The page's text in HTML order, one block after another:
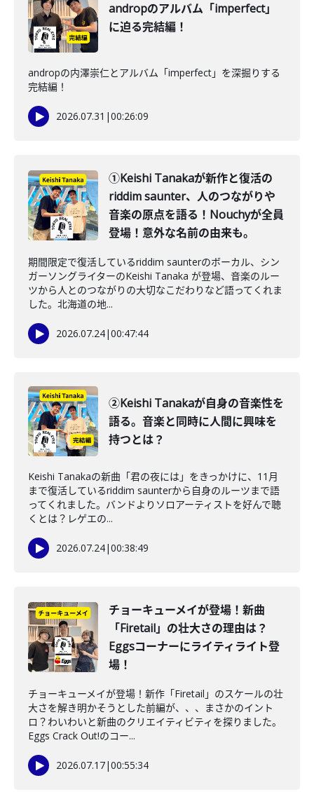
andropのアルバム「imperfect」
に迫る完結編！
andropの内澤崇仁とアルバム「imperfect」を深掘りする
完結編！
2026.07.31 |00:26:09
①Keishi Tanakaが新作と復活の
riddim saunter、人のつながりや
音楽の原点を語る！Nouchyが全員
登場！意外な名前の由来も。
期間限定で復活しているriddim saunterのボーカル、シン
ガーソングライターのKeishi Tanaka が登場、音楽のルー
ツから人とのつながりの大切なこだわりなど語ってくれま
した。北海道の地...
2026.07.24|00:47:44
②Keishi Tanakaが自身の音楽性を
語る。音楽と同時に人間に興味を
持つとは？
Keishi Tanakaの新曲「君の夜には」をきっかけに、11月
まで復活しているriddim saunterから自身のルーツまで語
ってくれました。バンドよりソロアーティストを好んで聴
くとは？レゲエの...
2026.07.24|00:38:49
チョーキューメイが登場！新曲
「Firetail」の壮大さの理由は？
Eggsコーナーにライティライト登
場！
チョーキューメイが登場！新作「Firetail」のスケールの壮
大さを解き明かそうとした前編が、、、まさかのイント
ロ？わいわいと新曲のクリエイティビティを探りました。
Eggs Crack Out!のコー...
2026.07.17|00:55:34